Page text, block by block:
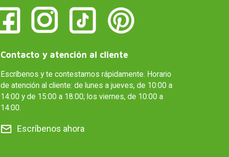
Contacto y atención al cliente
Escríbenos y te contestamos rápidamente. Horario
de atención al cliente: de lunes a jueves, de 10:00 a
14:00 y de 15:00 a 18:00; los viernes, de 10:00 a
14:00.
Escríbenos ahora